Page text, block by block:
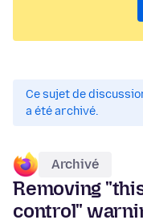
Ce sujet de
a été archivé.
Archivé
Removing
control"